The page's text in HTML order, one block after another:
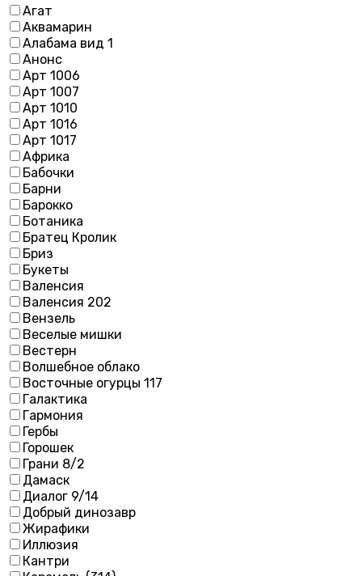
Агат
Аквамарин
Алабама вид 1
Анонс
Арт 1006
Арт 1007
Арт 1010
Арт 1016
Арт 1017
Африка
Бабочки
Барни
Барокко
Ботаника
Братец Кролик
Бриз
Букеты
Валенсия
Валенсия 202
Вензель
Веселые мишки
Вестерн
Волшебное облако
Восточные огурцы 117
Галактика
Гармония
Гербы
Горошек
Грани 8/2
Дамаск
Диалог 9/14
Добрый динозавр
Жирафики
Иллюзия
Кантри